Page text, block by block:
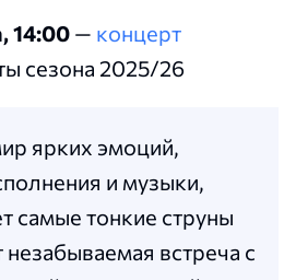
14:00 — концерт
сезона 2025/26
ярких эмоций,
и музыки,
самые тонкие струны
встреча с